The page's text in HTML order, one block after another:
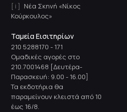
Νέα Σκηνή «Νίκος
Κούρκουλος»
Ταμεία Εισιτηρίων
210 5288170 - 171
Ομαδικές αγορές στο
210.7001468 [Δευτέρα-
Παρασκευή: 9.00 - 16.00]
Τα εκδοτήρια θα
παραμείνουν κλειστά από 10
έως 16/8.